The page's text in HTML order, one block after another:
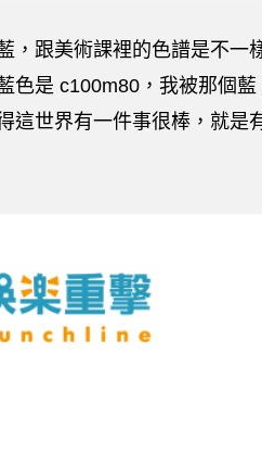
，跟美術課裡的色譜是不一
色是 c100m80，我被那個
這世界有一件事很棒，就是